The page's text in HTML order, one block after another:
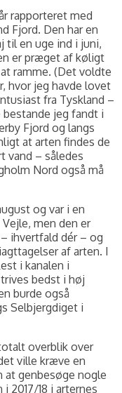
rapporteret med
Fjord. Den har en
til en uge ind i juni,
er præget af køligt
ramme. (Det voldte
hvor jeg havde lovet
fra Tyskland –
jeg fandt i
Fjord og langs
at arten findes de
vand – således
Nord også må
og var i en
men den er
ihvertfald dér – og
af arten. I
i kanalen i
bedst i høj
burde også
Selbjergdiget i
overblik over
ville kræve en
genbesøge nogle
2017/18 i arternes